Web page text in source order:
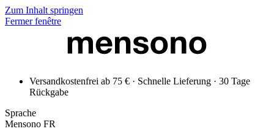
Zum Inhalt springen
Fermer fenêtre
Versandkostenfrei ab 75 € · Schnelle Lieferung · 30 Tage
Rückgabe
Sprache
Mensono FR